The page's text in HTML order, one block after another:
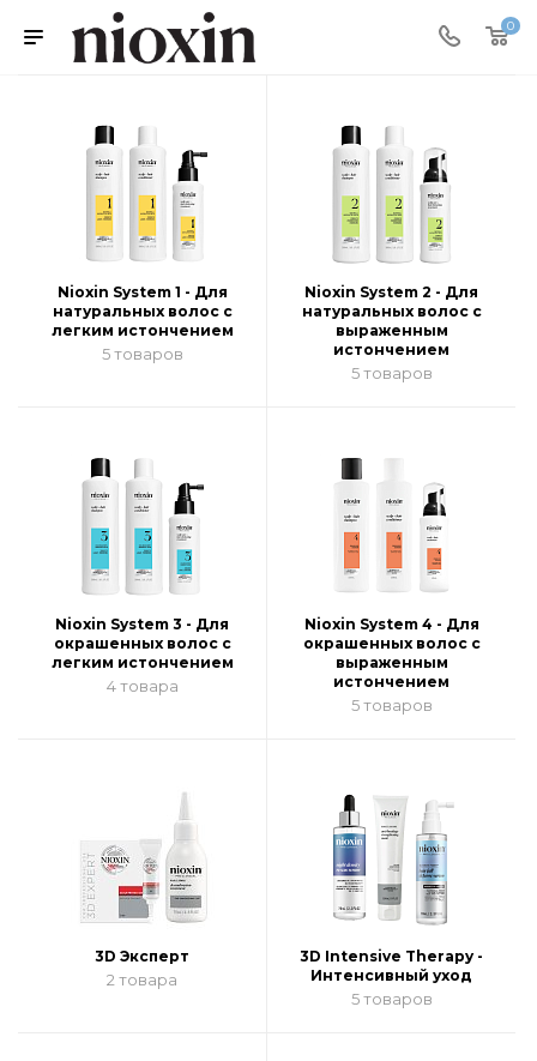
0
Nioxin System 1 - Для
натуральных волос с
легким истончением
5 товаров
Nioxin System 2 - Для
натуральных волос с
выраженным
истончением
5 товаров
Nioxin System 3 - Для
окрашенных волос с
легким истончением
4 товара
Nioxin System 4 - Для
окрашенных волос с
выраженным
истончением
5 товаров
3D Эксперт
2 товара
3D Intensive Therapy -
Интенсивный уход
5 товаров